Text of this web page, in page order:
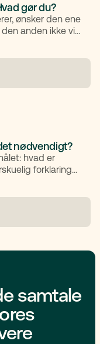
gør du?
ønsker den ene
anden ikke vil.
skilles, og
nødvendigt?
hvad er
forklaring
samtale